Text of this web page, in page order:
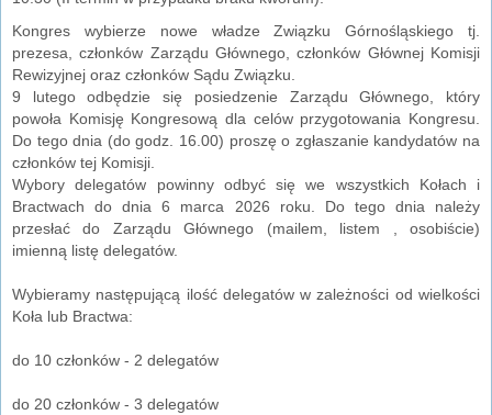
Kongres wybierze nowe władze Związku Górnośląskiego tj.
prezesa, członków Zarządu Głównego, członków Głównej Komisji
Rewizyjnej oraz członków Sądu Związku.
9 lutego odbędzie się posiedzenie Zarządu Głównego, który
powoła Komisję Kongresową dla celów przygotowania Kongresu.
Do tego dnia (do godz. 16.00) proszę o zgłaszanie kandydatów na
członków tej Komisji.
Wybory delegatów powinny odbyć się we wszystkich Kołach i
Bractwach do dnia 6 marca 2026 roku. Do tego dnia należy
przesłać do Zarządu Głównego (mailem, listem , osobiście)
imienną listę delegatów.
Wybieramy następującą ilość delegatów w zależności od wielkości
Koła lub Bractwa:
do 10 członków - 2 delegatów
do 20 członków - 3 delegatów